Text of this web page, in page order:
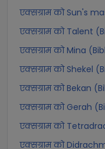
एक्सग्राम को Sun's
एक्सग्राम को Talent
एक्सग्राम को Mina
एक्सग्राम को Shekel
एक्सग्राम को Bekan
एक्सग्राम को Gerah
एक्सग्राम को
एक्सग्राम को